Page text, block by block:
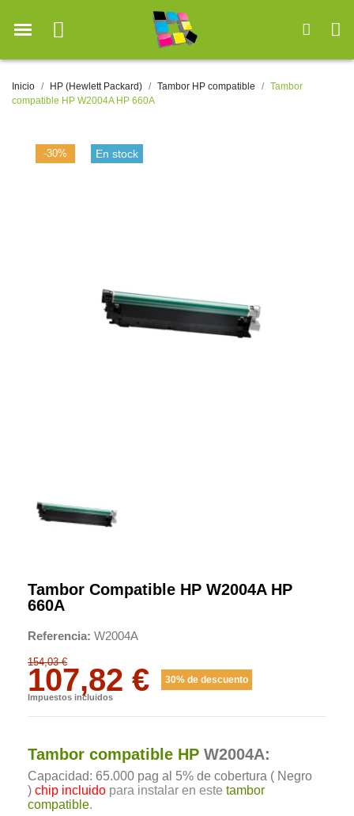
Inicio HP (Hewlett Packard) Tambor HP compatible
Tambor
compatible HP W2004A HP 660A
-30% En stock
Tambor Compatible HP W2004A HP
660A
Referencia W2004A
154,03 €
107,82 € 30% de descuento
Impuestos incluidos
Tambor compatible HP W2004A:
Capacidad: 65.000 pag al 5% de cobertura ( Negro
) chip incluido para instalar en este tambor
compatible.